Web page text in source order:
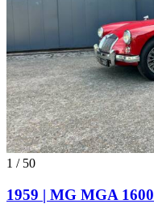
1 / 50
1959 | MG MGA 1600